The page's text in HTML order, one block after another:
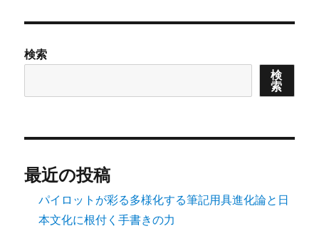
の
ペ
ー
ジ
送
り
検索
検
索
最近の投稿
パイロットが彩る多様化する筆記用具進化論と日
本文化に根付く手書きの力